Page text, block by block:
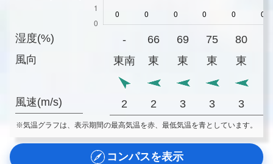
湿度(%)
風向
風速(m/s)
- 66 69 75 80
東南
東 東 東 東
2 2 3 3 3
※気温グラフは、表示期間の最高気温を赤、最低気温を青としています。
コンパスを表示